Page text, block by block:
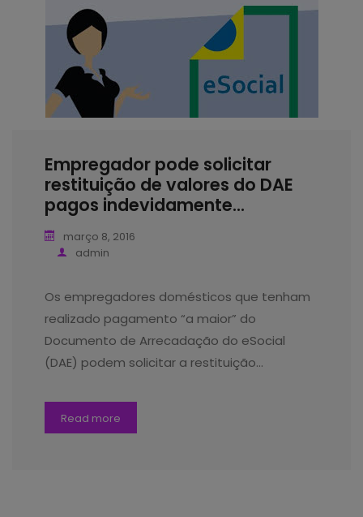
Empregador pode solicitar
restituição de valores do DAE
pagos indevidamente...
março 8, 2016
admin
Os empregadores domésticos que tenham
realizado pagamento “a maior” do
Documento de Arrecadação do eSocial
(DAE) podem solicitar a restituição…
Read more